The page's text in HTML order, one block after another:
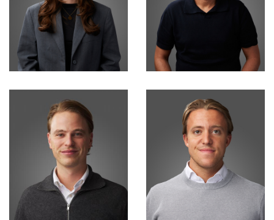
Maarten Faessen
Business Manager
Financiële & Contract
Administratie
Kyara van Zurk
Marketing
Max Houtgraaf
Financial consultant